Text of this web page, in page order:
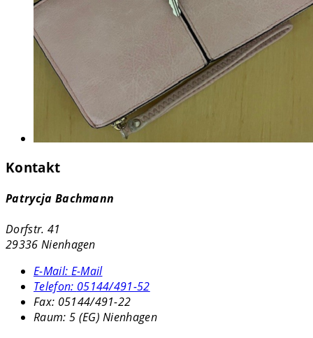
Kontakt
Patrycja Bachmann
Dorfstr. 41
29336 Nienhagen
E-Mail: E-Mail
Telefon: 05144/491-52
Fax: 05144/491-22
Raum: 5 (EG) Nienhagen